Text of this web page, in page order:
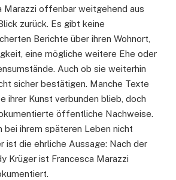
Marazzi offenbar weitgehend aus
zurück. Es gibt keine
Berichte über ihren Wohnort,
eine mögliche weitere Ehe oder
Auch ob sie weiterhin
sicher bestätigen. Manche Texte
ihrer Kunst verbunden blieb, doch
öffentliche Nachweise.
bei ihrem späteren Leben nicht
ist die ehrliche Aussage: Nach der
Krüger ist Francesca Marazzi